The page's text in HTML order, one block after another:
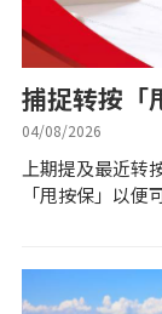
中原按揭标签
推荐齐齐友赏
按揭工具
捕捉转按「
04/08/2026
上期提及最近转
「甩按保」以